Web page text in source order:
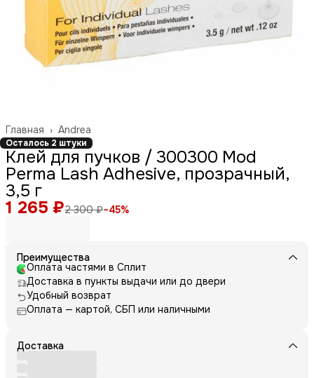
Andrea
Главная ›
Осталось 2 штуки
Клей для пучков / 300300 Mod
Perma Lash Adhesive, прозрачный,
3,5 г
1 265 ₽2 300 ₽−45%
Преимущества
Оплата частями в Сплит
Доставка в пункты выдачи или до двери
Удобный возврат
Оплата — картой, СБП или наличными
Доставка